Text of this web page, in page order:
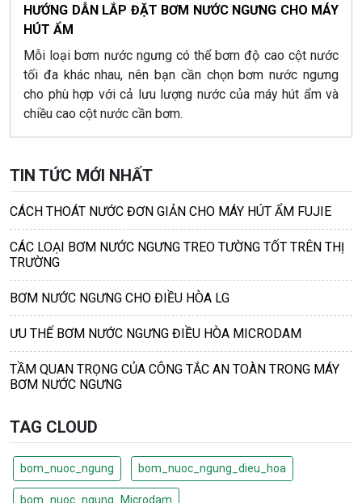
HƯỚNG DẪN LẮP ĐẶT BƠM NƯỚC NGƯNG CHO MÁY
HÚT ẨM
Mỗi loại bơm nước ngưng có thể bơm độ cao cột nước
tối đa khác nhau, nên bạn cần chọn bơm nước ngưng
cho phù hợp với cả lưu lượng nước của máy hút ẩm và
chiều cao cột nước cần bơm.
TIN TỨC MỚI NHẤT
CÁCH THOÁT NƯỚC ĐƠN GIẢN CHO MÁY HÚT ẨM FUJIE
CÁC LOẠI BƠM NƯỚC NGƯNG TREO TƯỜNG TỐT TRÊN THỊ
TRƯỜNG
BƠM NƯỚC NGƯNG CHO ĐIỀU HÒA LG
ƯU THẾ BƠM NƯỚC NGƯNG ĐIỀU HÒA MICRODAM
TẦM QUAN TRỌNG CỦA CÔNG TẮC AN TOÀN TRONG MÁY
BƠM NƯỚC NGƯNG
TAG CLOUD
bom_nuoc_ngung bom_nuoc_ngung_dieu_hoa
bom_nuoc_ngung_Microdam